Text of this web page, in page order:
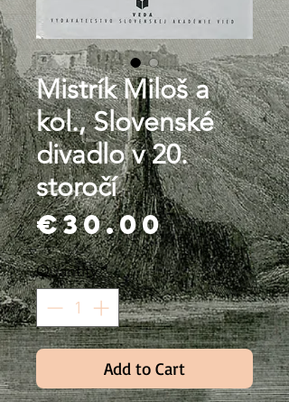
Mistrík Miloš a
kol., Slovenské
divadlo v 20.
storočí
€30.00Price
Quantity*
Add to Cart